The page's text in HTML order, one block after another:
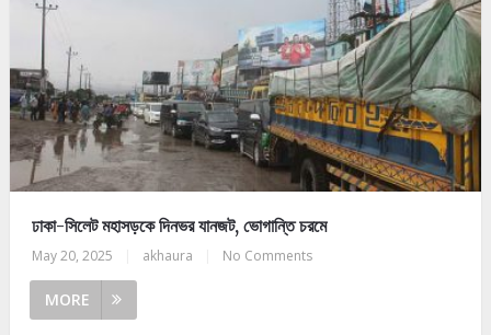
ঢাকা-সিলেট মহাসড়কে দিনভর যানজট, ভোগান্তি চরমে
May 20, 2025 akhaura No Comments
MORE